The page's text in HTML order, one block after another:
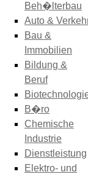
Beh�lterbau
Auto &
Bau &
Immobilien
Bildung &
Beruf
B�ro
Chemische
Industrie
Dienstleistung
Elektro- und